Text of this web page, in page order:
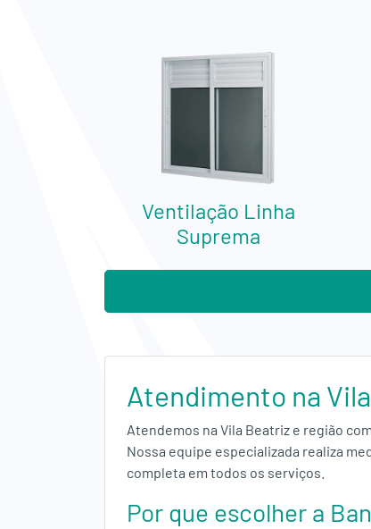
Esquadrias
Fechamento
Ventilação Linha
Suprema
Atendimento na
Atendemos na Vila Beatriz e região
Nossa equipe especializada realiza
completa em todos os serviços.
Por que escolher a